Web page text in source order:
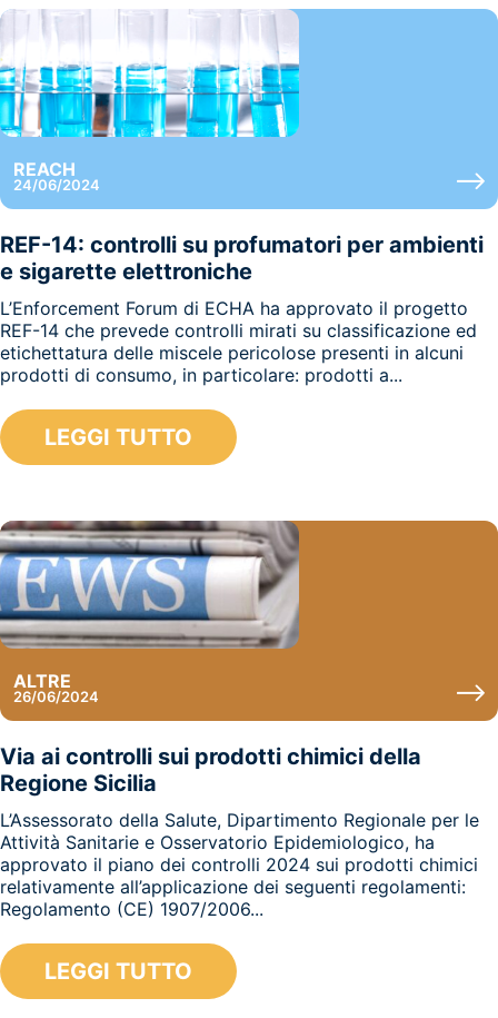
REACH
24/06/2024
REF-14: controlli su profumatori per ambienti
e sigarette elettroniche
L’Enforcement Forum di ECHA ha approvato il progetto
REF-14 che prevede controlli mirati su classificazione ed
etichettatura delle miscele pericolose presenti in alcuni
prodotti di consumo, in particolare: prodotti a...
LEGGI TUTTO
ALTRE
26/06/2024
Via ai controlli sui prodotti chimici della
Regione Sicilia
L’Assessorato della Salute, Dipartimento Regionale per le
Attività Sanitarie e Osservatorio Epidemiologico, ha
approvato il piano dei controlli 2024 sui prodotti chimici
relativamente all’applicazione dei seguenti regolamenti:
Regolamento (CE) 1907/2006...
LEGGI TUTTO